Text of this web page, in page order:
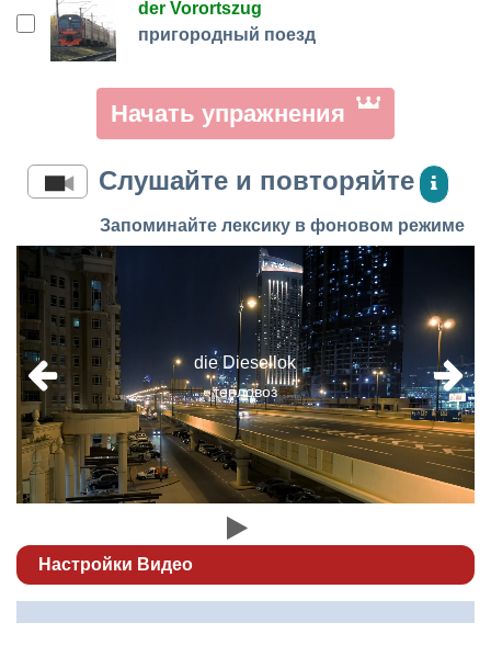
der Vorortszug
пригородный поезд
Начать упражнения
Слушайте и повторяйте
Запоминайте лексику в фоновом режиме
die Diesellok
тепловоз
Настройки Видео